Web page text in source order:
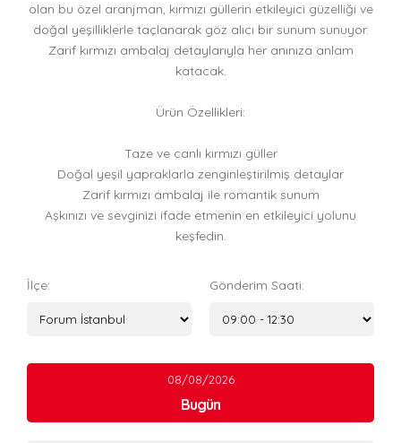
olan bu özel aranjman, kırmızı güllerin etkileyici güzelliği ve
doğal yeşilliklerle taçlanarak göz alıcı bir sunum sunuyor.
Zarif kırmızı ambalaj detaylarıyla her anınıza anlam
katacak.
Ürün Özellikleri:
Taze ve canlı kırmızı güller
Doğal yeşil yapraklarla zenginleştirilmiş detaylar
Zarif kırmızı ambalaj ile romantik sunum
Aşkınızı ve sevginizi ifade etmenin en etkileyici yolunu
keşfedin.
İlçe: Gönderim Saati:
08/08/2026
Bugün